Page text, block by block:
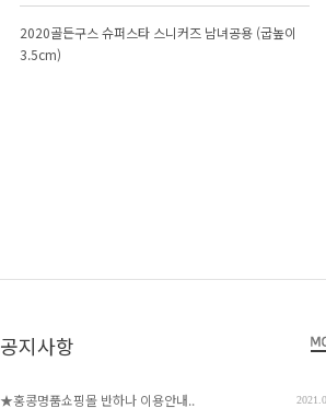
3.5cm)
공지사항
★홍콩명품쇼핑몰 반하나 이용안내..